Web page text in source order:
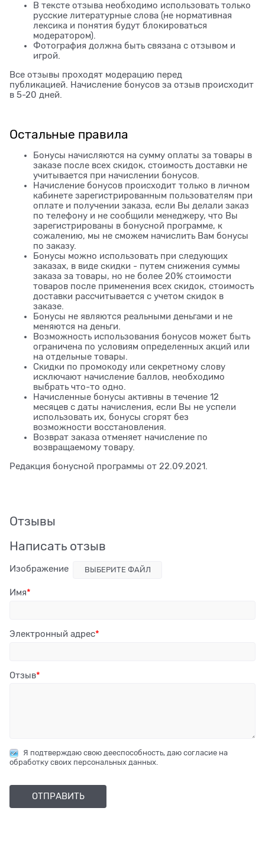
В тексте отзыва необходимо использовать только
русские литературные слова (не нормативная
лексика и понятия будут блокироваться
модератором).
Фотография должна быть связана с отзывом и
игрой.
Все отзывы проходят модерацию перед
публикацией. Начисление бонусов за отзыв происходит
в 5-20 дней.
Остальные правила
Бонусы начисляются на сумму оплаты за товары в
заказе после всех скидок, стоимость доставки не
учитывается при начислении бонусов.
Начисление бонусов происходит только в личном
кабинете зарегистрированным пользователям при
оплате и получении заказа, если Вы делали заказ
по телефону и не сообщили менеджеру, что Вы
зарегистрированы в бонусной программе, к
сожалению, мы не сможем начислить Вам бонусы
по заказу.
Бонусы можно использовать при следующих
заказах, в виде скидки - путем снижения суммы
заказа за товары, но не более 20% стоимости
товаров после применения всех скидок, стоимость
доставки рассчитывается с учетом скидок в
заказе.
Бонусы не являются реальными деньгами и не
меняются на деньги.
Возможность использования бонусов может быть
ограничена по условиям определенных акций или
на отдельные товары.
Скидки по промокоду или секретному слову
исключают начисление баллов, необходимо
выбрать что-то одно.
Начисленные бонусы активны в течение 12
месяцев с даты начисления, если Вы не успели
использовать их, бонусы сгорят без
возможности восстановления.
Возврат заказа отменяет начисление по
возвращаемому товару.
Редакция бонусной программы от 22.09.2021.
Отзывы
Написать отзыв
Изображение ВЫБЕРИТЕ ФАЙЛ
Имя
Электронный адрес
Отзыв
Я подтверждаю свою дееспособность, даю согласие на
обработку своих персональных данных.